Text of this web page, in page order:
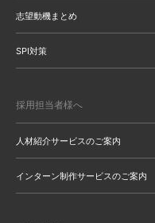
志望動機まとめ
SPI対策
採用担当者様へ
人材紹介サービスのご案内
インターン制作サービスのご案内